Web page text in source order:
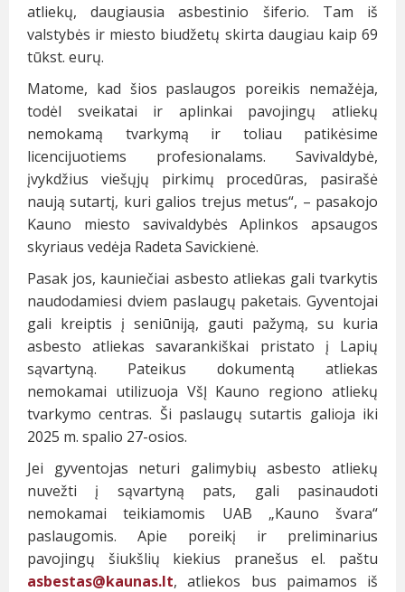
atliekų, daugiausia asbestinio šiferio. Tam iš
valstybės ir miesto biudžetų skirta daugiau kaip 69
tūkst. eurų.
Matome, kad šios paslaugos poreikis nemažėja,
todėl sveikatai ir aplinkai pavojingų atliekų
nemokamą tvarkymą ir toliau patikėsime
licencijuotiems profesionalams. Savivaldybė,
įvykdžius viešųjų pirkimų procedūras, pasirašė
naują sutartį, kuri galios trejus metus“, – pasakojo
Kauno miesto savivaldybės Aplinkos apsaugos
skyriaus vedėja Radeta Savickienė.
Pasak jos, kauniečiai asbesto atliekas gali tvarkytis
naudodamiesi dviem paslaugų paketais. Gyventojai
gali kreiptis į seniūniją, gauti pažymą, su kuria
asbesto atliekas savarankiškai pristato į Lapių
sąvartyną. Pateikus dokumentą atliekas
nemokamai utilizuoja VšĮ Kauno regiono atliekų
tvarkymo centras. Ši paslaugų sutartis galioja iki
2025 m. spalio 27-osios.
Jei gyventojas neturi galimybių asbesto atliekų
nuvežti į sąvartyną pats, gali pasinaudoti
nemokamai teikiamomis UAB „Kauno švara“
paslaugomis. Apie poreikį ir preliminarius
pavojingų šiukšlių kiekius pranešus el. paštu
asbestas@kaunas.lt, atliekos bus paimamos iš